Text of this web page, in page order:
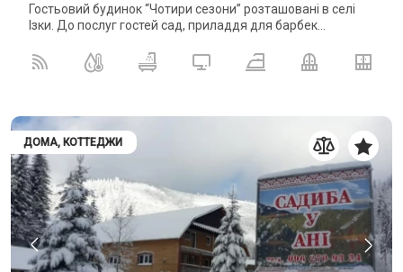
Гостьовий будинок “Чотири сезони” розташовані в селі
Ізки. До послуг гостей сад, приладдя для барбек...
ДОМА, КОТТЕДЖИ